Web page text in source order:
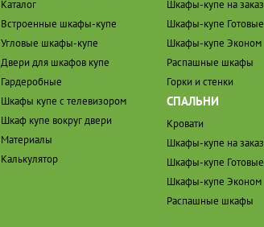
Каталог
Встроенные шкафы-купе
Угловые шкафы-купе
Двери для шкафов купе
Гардеробные
Шкафы купе с телевизором
Шкаф купе вокруг двери
Материалы
Калькулятор
Шкафы-купе на заказ
Шкафы-купе Готовые
Шкафы-купе Эконом
Распашные шкафы
Горки и стенки
СПАЛЬНИ
Кровати
Шкафы-купе на заказ
Шкафы-купе Готовые
Шкафы-купе Эконом
Распашные шкафы